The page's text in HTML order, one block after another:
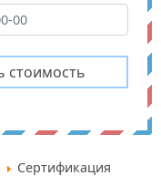
Сертификация